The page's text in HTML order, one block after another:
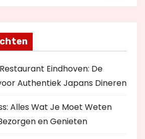
Eindhoven: De
Authentiek Japans Dineren
Alles Wat Je Moet Weten
en Genieten